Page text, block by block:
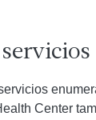
Center